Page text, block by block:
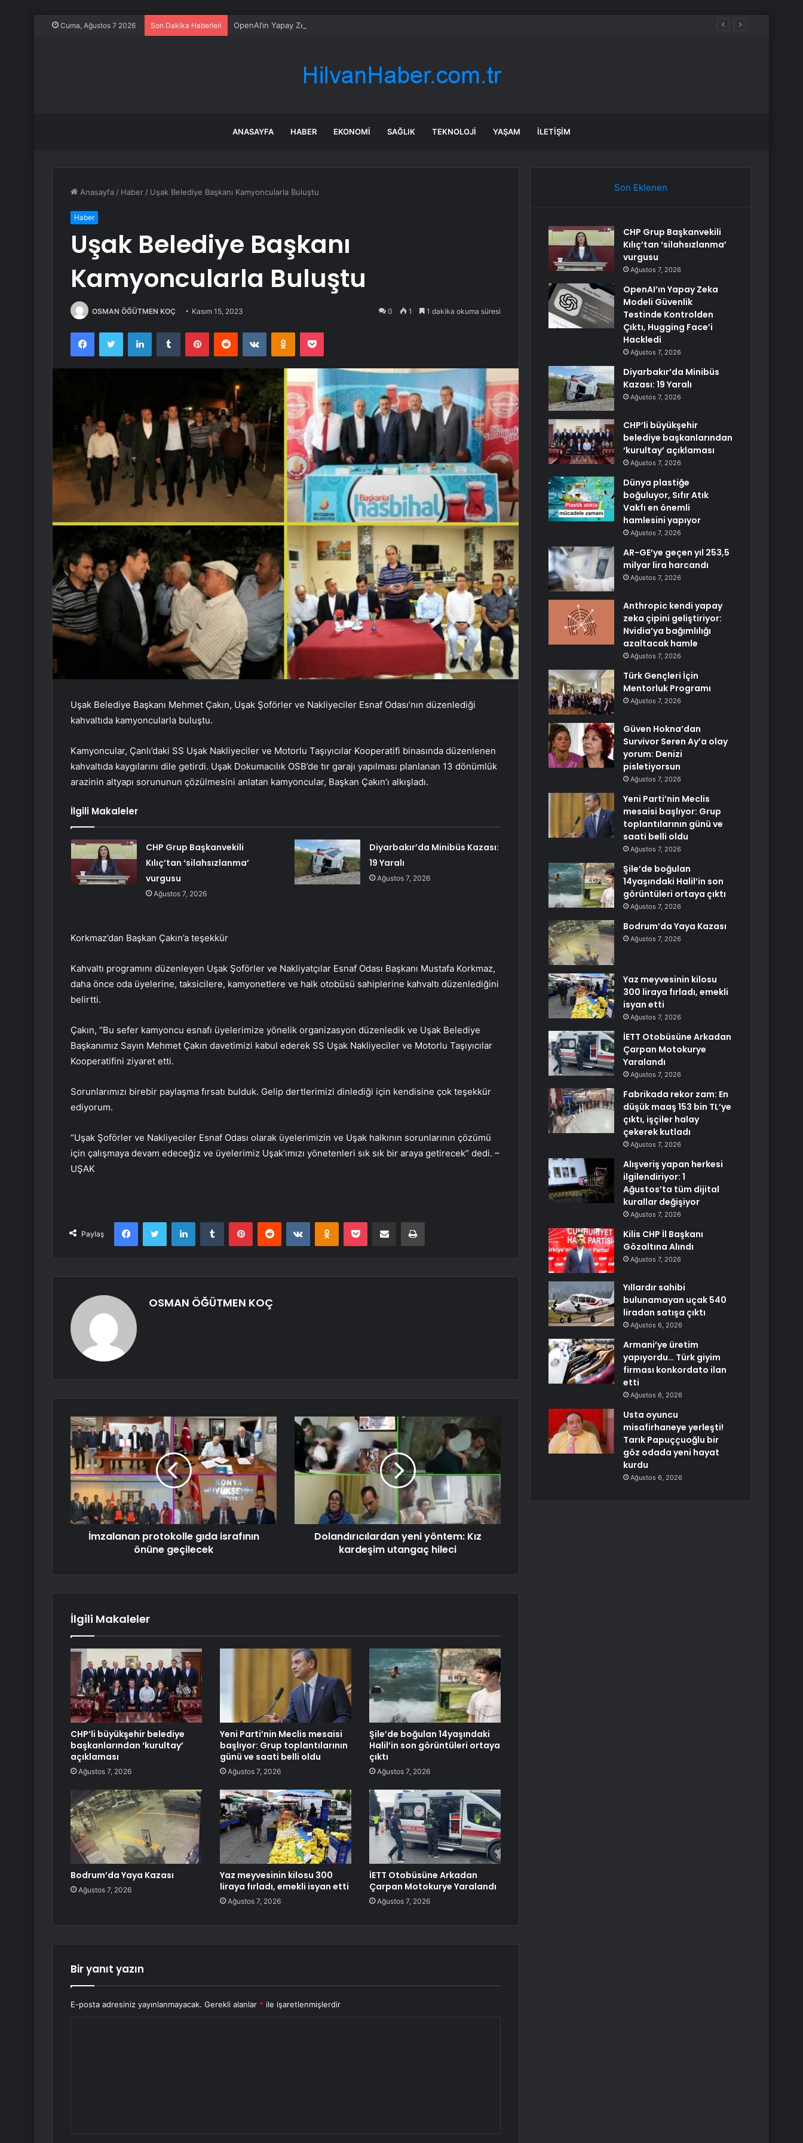
Cuma, Ağustos 7 2026 Son Dakika Haberleri OpenAI’ın Yapay Zeka Modeli Güvenlik Testinde Kontrolden Çıktı, Hugging Face’i Hackledi
ANASAYFA HABER EKONOMI SAĞLIK TEKNOLOJI YAŞAM İLETIŞIM
Anasayfa / Haber / Uşak Belediye Başkanı Kamyoncularla Buluştu
Haber
Uşak Belediye Başkanı
Kamyoncularla Buluştu
OSMAN ÖĞÜTMEN KOÇ Kasım 15, 2023 0 1 1 dakika okuma süresi
FacebookTwitter LinkedInTumblr PinterestReddit VKontakteOdnoklassniki
Pocket
Uşak Belediye Başkanı Mehmet Çakın, Uşak Şoförler ve Nakliyeciler Esnaf Odası’nın düzenlediği
kahvaltıda kamyoncularla buluştu.
Kamyoncular, Çanlı’daki SS Uşak Nakliyeciler ve Motorlu Taşıyıcılar Kooperatifi binasında düzenlenen
kahvaltıda kaygılarını dile getirdi. Uşak Dokumacılık OSB’de tır garajı yapılması planlanan 13 dönümlük
arazinin altyapı sorununun çözülmesini anlatan kamyoncular, Başkan Çakın’ı alkışladı.
İlgili Makaleler
CHP Grup Başkanvekili
Kılıç’tan ‘silahsızlanma’
vurgusu
Ağustos 7, 2026
Diyarbakır’da Minibüs Kazası:
19 Yaralı
Ağustos 7, 2026
Korkmaz’dan Başkan Çakın’a teşekkür
Kahvaltı programını düzenleyen Uşak Şoförler ve Nakliyatçılar Esnaf Odası Başkanı Mustafa Korkmaz,
daha önce oda üyelerine, taksicilere, kamyonetlere ve halk otobüsü sahiplerine kahvaltı düzenlediğini
belirtti.
Çakın, “Bu sefer kamyoncu esnafı üyelerimize yönelik organizasyon düzenledik ve Uşak Belediye
Başkanımız Sayın Mehmet Çakın davetimizi kabul ederek SS Uşak Nakliyeciler ve Motorlu Taşıyıcılar
Kooperatifini ziyaret etti.
Sorunlarımızı birebir paylaşma fırsatı bulduk. Gelip dertlerimizi dinlediği için kendisine çok teşekkür
ediyorum.
“Uşak Şoförler ve Nakliyeciler Esnaf Odası olarak üyelerimizin ve Uşak halkının sorunlarının çözümü
için çalışmaya devam edeceğiz ve üyelerimiz Uşak’ımızı yönetenleri sık sık bir araya getirecek” dedi. –
UŞAK
Paylaş
FacebookTwitter LinkedInTumblr PinterestReddit VKontakteOdnoklassniki
Pocket E-Posta ile paylaş Yazdır
OSMAN ÖĞÜTMEN KOÇ
İmzalanan protokolle gıda israfının
önüne geçilecek
Dolandırıcılardan yeni yöntem: Kız
kardeşim utangaç hileci
İlgili Makaleler
CHP’li büyükşehir belediye
başkanlarından ‘kurultay’
açıklaması
Ağustos 7, 2026
Yeni Parti’nin Meclis mesaisi
başlıyor: Grup toplantılarının
günü ve saati belli oldu
Ağustos 7, 2026
Şile’de boğulan 14yaşındaki
Halil’in son görüntüleri ortaya
çıktı
Ağustos 7, 2026
Bodrum’da Yaya Kazası
Ağustos 7, 2026
Yaz meyvesinin kilosu 300
liraya fırladı, emekli isyan etti
Ağustos 7, 2026
İETT Otobüsüne Arkadan
Çarpan Motokurye Yaralandı
Ağustos 7, 2026
Bir yanıt yazın
E-posta adresiniz yayınlanmayacak. Gerekli alanlar * ile işaretlenmişlerdir
Son Eklenen
CHP Grup Başkanvekili
Kılıç’tan ‘silahsızlanma’
vurgusu
Ağustos 7, 2026
OpenAI’ın Yapay Zeka
Modeli Güvenlik
Testinde Kontrolden
Çıktı, Hugging Face’i
Hackledi
Ağustos 7, 2026
Diyarbakır’da Minibüs
Kazası: 19 Yaralı
Ağustos 7, 2026
CHP’li büyükşehir
belediye başkanlarından
‘kurultay’ açıklaması
Ağustos 7, 2026
Dünya plastiğe
boğuluyor, Sıfır Atık
Vakfı en önemli
hamlesini yapıyor
Ağustos 7, 2026
AR-GE’ye geçen yıl 253,5
milyar lira harcandı
Ağustos 7, 2026
Anthropic kendi yapay
zeka çipini geliştiriyor:
Nvidia’ya bağımlılığı
azaltacak hamle
Ağustos 7, 2026
Türk Gençleri İçin
Mentorluk Programı
Ağustos 7, 2026
Güven Hokna’dan
Survivor Seren Ay’a olay
yorum: Denizi
pisletiyorsun
Ağustos 7, 2026
Yeni Parti’nin Meclis
mesaisi başlıyor: Grup
toplantılarının günü ve
saati belli oldu
Ağustos 7, 2026
Şile’de boğulan
14yaşındaki Halil’in son
görüntüleri ortaya çıktı
Ağustos 7, 2026
Bodrum’da Yaya Kazası
Ağustos 7, 2026
Yaz meyvesinin kilosu
300 liraya fırladı, emekli
isyan etti
Ağustos 7, 2026
İETT Otobüsüne Arkadan
Çarpan Motokurye
Yaralandı
Ağustos 7, 2026
Fabrikada rekor zam: En
düşük maaş 153 bin TL’ye
çıktı, işçiler halay
çekerek kutladı
Ağustos 7, 2026
Alışveriş yapan herkesi
ilgilendiriyor: 1
Ağustos’ta tüm dijital
kurallar değişiyor
Ağustos 7, 2026
Kilis CHP İl Başkanı
Gözaltına Alındı
Ağustos 7, 2026
Yıllardır sahibi
bulunamayan uçak 540
liradan satışa çıktı
Ağustos 6, 2026
Armani’ye üretim
yapıyordu… Türk giyim
firması konkordato ilan
etti
Ağustos 6, 2026
Usta oyuncu
misafirhaneye yerleşti!
Tarık Papuççuoğlu bir
göz odada yeni hayat
kurdu
Ağustos 6, 2026